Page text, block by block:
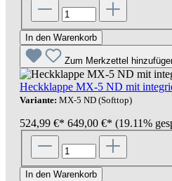
In den Warenkorb
Zum Merkzettel
Heckklappe MX-5 ND mit
Variante: MX-5 ND (Softtop)
524,99 €* 649,00 €* (19.11%
In den Warenkorb